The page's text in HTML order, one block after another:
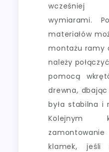
wymiarami.
materiałów
montażu ramy
należy
pomocą
drewna,
była stabilna i
Kolejnym
klamek,